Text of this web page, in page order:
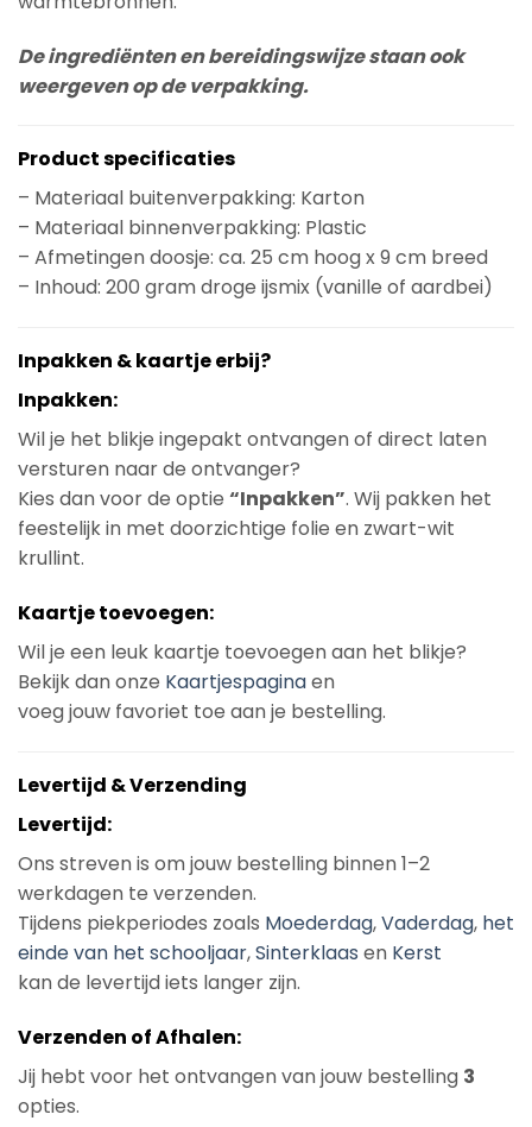
De ingrediënten en bereidingswijze staan ook
weergeven op de verpakking.
Product specificaties
– Materiaal buitenverpakking: Karton
– Materiaal binnenverpakking: Plastic
– Afmetingen doosje: ca. 25 cm hoog x 9 cm breed
– Inhoud: 200 gram droge ijsmix (vanille of aardbei)
Inpakken & kaartje erbij?
Inpakken:
Wil je het blikje ingepakt ontvangen of direct laten
versturen naar de ontvanger?
Kies dan voor de optie “Inpakken”. Wij pakken het
feestelijk in met doorzichtige folie en zwart-wit
krullint.
Kaartje toevoegen:
Wil je een leuk kaartje toevoegen aan het blikje?
Bekijk dan onze Kaartjespaginaen
voeg jouw favoriet toe aan je bestelling.
Levertijd & Verzending
Levertijd:
Ons streven is om jouw bestelling binnen 1–2
werkdagen te verzenden.
Tijdens piekperiodes zoals Moederdag,Vaderdag, het
einde van het schooljaar,Sinterklaas en Kerst
kan de levertijd iets langer zijn.
Verzenden of Afhalen:
Jij hebt voor het ontvangen van jouw bestelling 3
opties.